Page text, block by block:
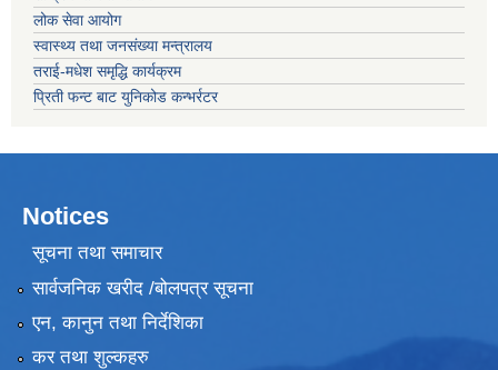
लोक सेवा आयोग
स्वास्थ्य तथा जनसंख्या मन्त्रालय
तराई-मधेश समृद्धि कार्यक्रम
प्रिती फन्ट बाट युनिकोड कन्भर्रटर
Notices
सूचना तथा समाचार
सार्वजनिक खरीद /बोलपत्र सूचना
एन, कानुन तथा निर्देशिका
कर तथा शुल्कहरु